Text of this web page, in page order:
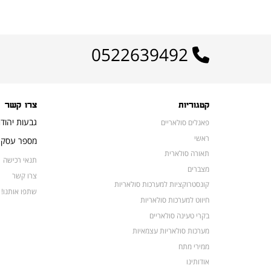
קטגוריות
פאנלים סולאריים
ראשי
תאורה סולארית
מצברים
קונסטרוקציות למערכות סולאריות
חיווט למערכות סולאריות
בקרי טעינה סולאריים
מערכות סולאריות עצמאיות
ממירי מתח
אודותינו
צרו קשר
גבעות
מספר עסק:
תנאי רכישה
צרו קשר
שתפו אותנו!